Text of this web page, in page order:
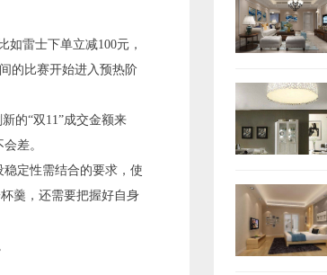
雷士下单立减100元，
的比赛开始进入预热阶
的“双11”成交金额来
差。
定性需结合的要求，使
羹，还需要把握好自身